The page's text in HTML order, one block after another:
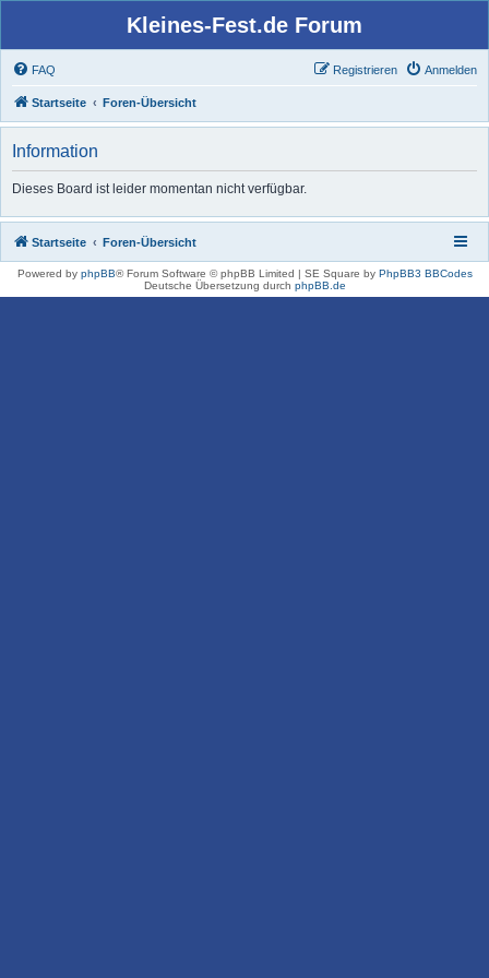
Kleines-Fest.de Forum
FAQ Anmelden
Registrieren
Startseite Foren-Übersicht
Information
Dieses Board ist leider momentan nicht verfügbar.
Startseite Foren-Übersicht
Powered by phpBB® Forum Software © phpBB Limited | SE Square by PhpBB3 BBCodes
Deutsche Übersetzung durch phpBB.de